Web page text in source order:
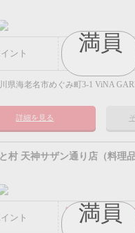
満員
ント
謝礼： 飲食代
県海老名市めぐみ町3-1 ViNA
詳細を見る
満員
村 天神サザン通り店（料理品
ント
謝礼： 飲食代金
ポイント